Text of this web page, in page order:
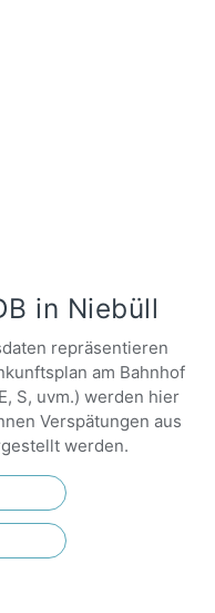
in Niebüll
repräsentieren
am Bahnhof
S, uvm.) werden hier
Verspätungen aus
werden.